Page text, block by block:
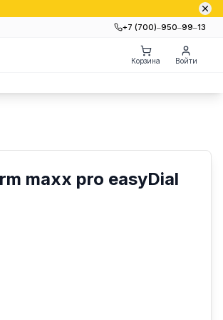
+7 (700)‒950‒99‒13
Корзина Войти
maxx pro easyDial